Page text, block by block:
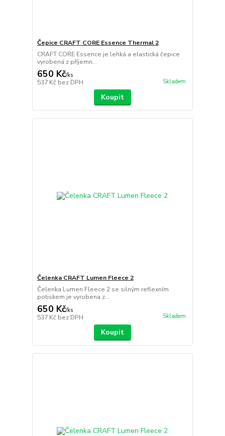
Čepice CRAFT CORE Essence Thermal 2
CRAFT CORE Essence je lehká a elastická čepice
vyrobená z příjemn...
650 Kč/ks
537 Kč bez DPH Skladem
Koupit
Čelenka CRAFT Lumen Fleece 2
Čelenka Lumen Fleece 2 se silným reflexním
potiskem je vyrobena z...
650 Kč/ks
537 Kč bez DPH Skladem
Koupit